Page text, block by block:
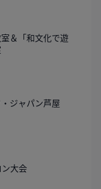
＆「和文化で遊
ジャパン芦屋
大会